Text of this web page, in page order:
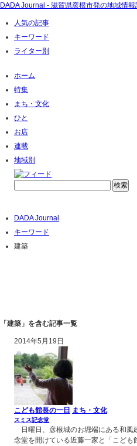
DADA Journal - 滋賀県彦根市発の地域情
人気の記事
キーワード
ライター別
ホーム
特集
まち・文化
ひと
お店
連載
地域別
DADA Journal
キーワード
建築
「建築」を含む記事一覧
2014年5月19日
こども館長の一日 まち・文化
スミス記念堂
日曜日、彦根城のお堀端にある和風
念堂を開けている近藤一家と「こど